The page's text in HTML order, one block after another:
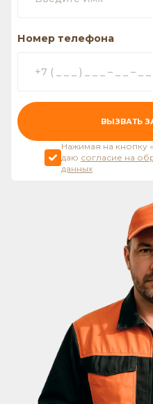
Номер телефона
ВЫЗВАТЬ
Нажимая на кнопку
даю согласие на
данных